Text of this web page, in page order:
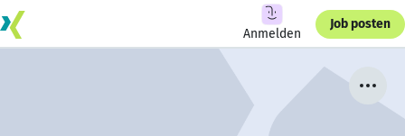
Anmelden
Job posten